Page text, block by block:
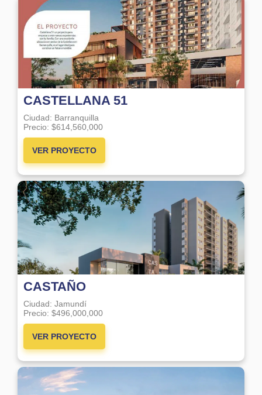
CASTELLANA 51
Ciudad: Barranquilla
Precio: $614,560,000
VER PROYECTO
CASTAÑO
Ciudad: Jamundí
Precio: $496,000,000
VER PROYECTO